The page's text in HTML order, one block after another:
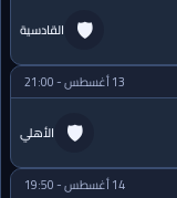
القادسية 🛡
13 أغسطس - 21:00
الأهلي 🛡
14 أغسطس - 19:50